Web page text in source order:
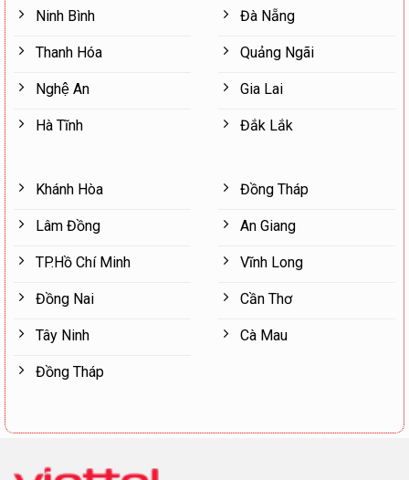
Ninh Bình
Thanh Hóa
Nghệ An
Hà Tĩnh
Đà Nẵng
Quảng Ngãi
Gia Lai
Đắk Lắk
Khánh Hòa
Lâm Đồng
TP.Hồ Chí Minh
Đồng Nai
Tây Ninh
Đồng Tháp
Đồng Tháp
An Giang
Vĩnh Long
Cần Thơ
Cà Mau